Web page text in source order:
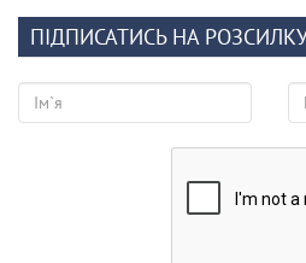
ПІДПИСАТИСЬ НА